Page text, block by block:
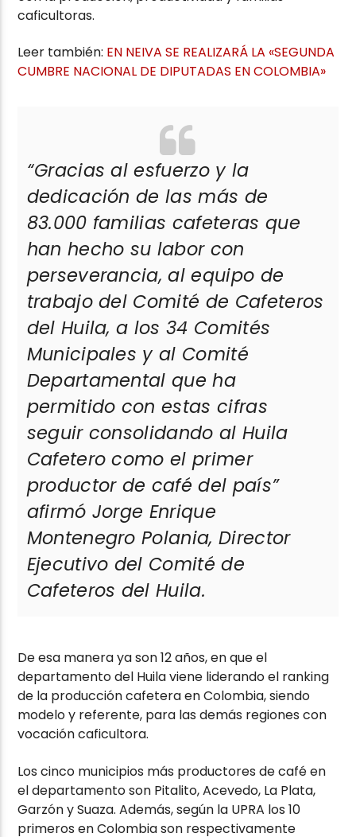
caficultoras.
Leer también: EN NEIVA SE REALIZARÁ LA «SEGUNDA
CUMBRE NACIONAL DE DIPUTADAS EN COLOMBIA»
“Gracias al esfuerzo y la
dedicación de las más de
83.000 familias cafeteras que
han hecho su labor con
perseverancia, al equipo de
trabajo del Comité de Cafeteros
del Huila, a los 34 Comités
Municipales y al Comité
Departamental que ha
permitido con estas cifras
seguir consolidando al Huila
Cafetero como el primer
productor de café del país”
afirmó Jorge Enrique
Montenegro Polania, Director
Ejecutivo del Comité de
Cafeteros del Huila.
De esa manera ya son 12 años, en que el
departamento del Huila viene liderando el ranking
de la producción cafetera en Colombia, siendo
modelo y referente, para las demás regiones con
vocación caficultora.
Los cinco municipios más productores de café en
el departamento son Pitalito, Acevedo, La Plata,
Garzón y Suaza. Además, según la UPRA los 10
primeros en Colombia son respectivamente